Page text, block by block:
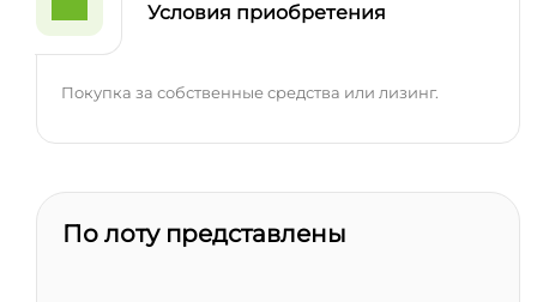
Условия приобретения
Покупка за собственные средства или лизинг.
По лоту представлены